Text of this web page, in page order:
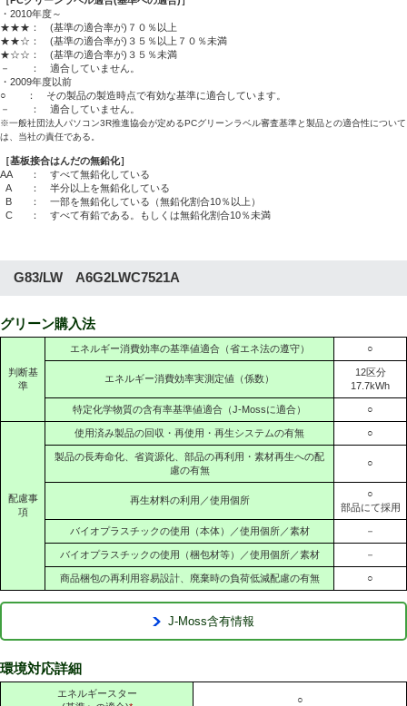
・2010年度～
★★★： (基準の適合率が)７０％以上
★★☆： (基準の適合率が)３５％以上７０％未満
★☆☆： (基準の適合率が)３５％未満
－ ： 適合していません。
・2009年度以前
○ ： その製品の製造時点で有効な基準に適合しています。
－ ： 適合していません。
※一般社団法人パソコン3R推進協会が定めるPCグリーンラベル審査基準と製品との適合性について
は、当社の責任である。
［基板接合はんだの無鉛化］
AA
： すべて無鉛化している
A
： 半分以上を無鉛化している
B
： 一部を無鉛化している（無鉛化割合10％以上）
C
： すべて有鉛である。もしくは無鉛化割合10％未満
G83/LW A6G2LWC7521A
グリーン購入法
判断基
準
エネルギー消費効率の基準値適合（省エネ法の遵守） ○
エネルギー消費効率実測定値（係数）
12区分
17.7kWh
特定化学物質の含有率基準値適合（J-Mossに適合） ○
配慮事
項
使用済み製品の回収・再使用・再生システムの有無 ○
製品の長寿命化、省資源化、部品の再利用・素材再生への配
慮の有無
○
再生材料の利用／使用個所
○
部品にて採用
バイオプラスチックの使用（本体）／使用個所／素材 －
バイオプラスチックの使用（梱包材等）／使用個所／素材 －
商品梱包の再利用容易設計、廃棄時の負荷低減配慮の有無 ○
J-Moss含有情報
環境対応詳細
エネルギースター
○